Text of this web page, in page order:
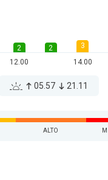
2
12.00
2
3
14.00
05.57 21.11
ALTO